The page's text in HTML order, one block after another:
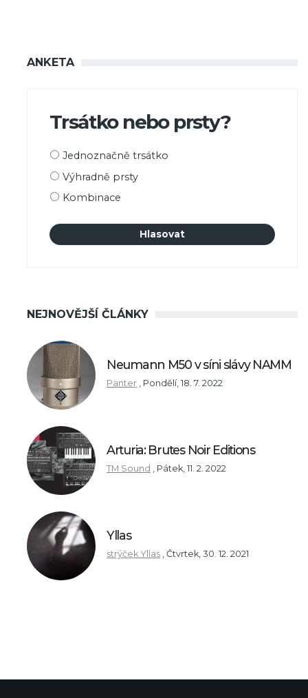
ANKETA
Trsátko nebo prsty?
Možnosti
Jednoznačně trsátko
Výhradně prsty
Kombinace
NEJNOVĚJŠÍ ČLÁNKY
Neumann M50 v síni slávy NAMM
Panter Pondělí, 18. 7. 2022
Arturia: Brutes Noir Editions
TM Sound Pátek, 11. 2. 2022
Yllas
strýček Yllas Čtvrtek, 30. 12. 2021